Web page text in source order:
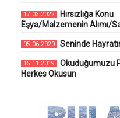
17.03.2022
Hırsızlığa Konu
Eşya/Malzemenin Alımı/
05.06.2020 Seninde
15.11.2019
Okuduğumuzu
Herkes Okusun